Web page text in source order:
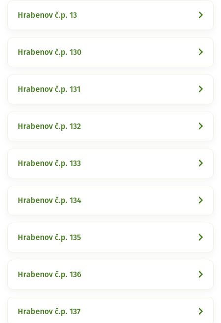
Hrabenov č.p. 13
Hrabenov č.p. 130
Hrabenov č.p. 131
Hrabenov č.p. 132
Hrabenov č.p. 133
Hrabenov č.p. 134
Hrabenov č.p. 135
Hrabenov č.p. 136
Hrabenov č.p. 137